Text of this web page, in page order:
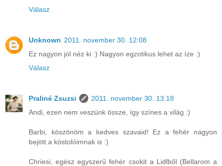
Válasz
Unknown 2011. november 30. 12:08
Ez nagyon jól néz ki :) Nagyon egzotikus lehet az íze :)
Válasz
Praliné Zsuzsi
2011. november 30. 13:18
Andi, ezen nem veszünk össze, így színes a világ :)
Barbi, köszönöm a kedves szavaid! Ez a fehér nagyon
bejött a kóstolóimnak is :)
Chriesi, egész egyszerű fehér csokit a Lidlből (Bellarom a